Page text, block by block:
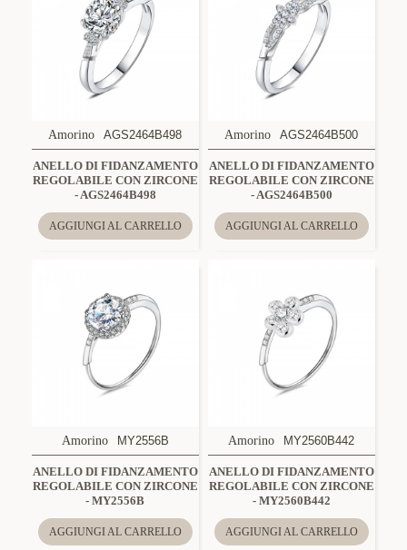
Amorino AGS2464B498
ANELLO DI FIDANZAMENTO
REGOLABILE CON ZIRCONE
- AGS2464B498
AGGIUNGI AL CARRELLO
Amorino AGS2464B500
ANELLO DI FIDANZAMENTO
REGOLABILE CON ZIRCONE
- AGS2464B500
AGGIUNGI AL CARRELLO
Amorino MY2556B
ANELLO DI FIDANZAMENTO
REGOLABILE CON ZIRCONE
- MY2556B
AGGIUNGI AL CARRELLO
Amorino MY2560B442
ANELLO DI FIDANZAMENTO
REGOLABILE CON ZIRCONE
- MY2560B442
AGGIUNGI AL CARRELLO